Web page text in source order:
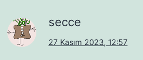
secce
27 Kasım 2023, 12:57